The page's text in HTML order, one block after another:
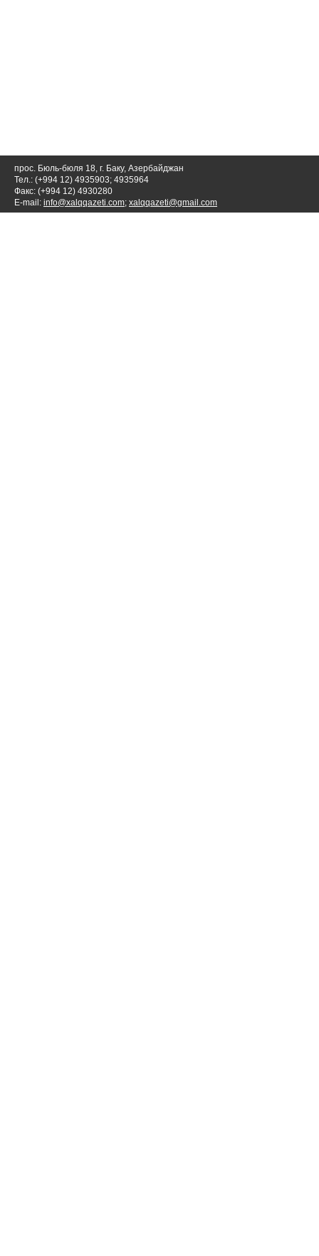
прос. Бюль-бюля 18, г. Баку, Азербайджан
Тел.: (+994 12) 4935903; 4935964
Факс: (+994 12) 4930280
E-mail: info@xalqqazeti.com; xalqqazeti@gmail.com